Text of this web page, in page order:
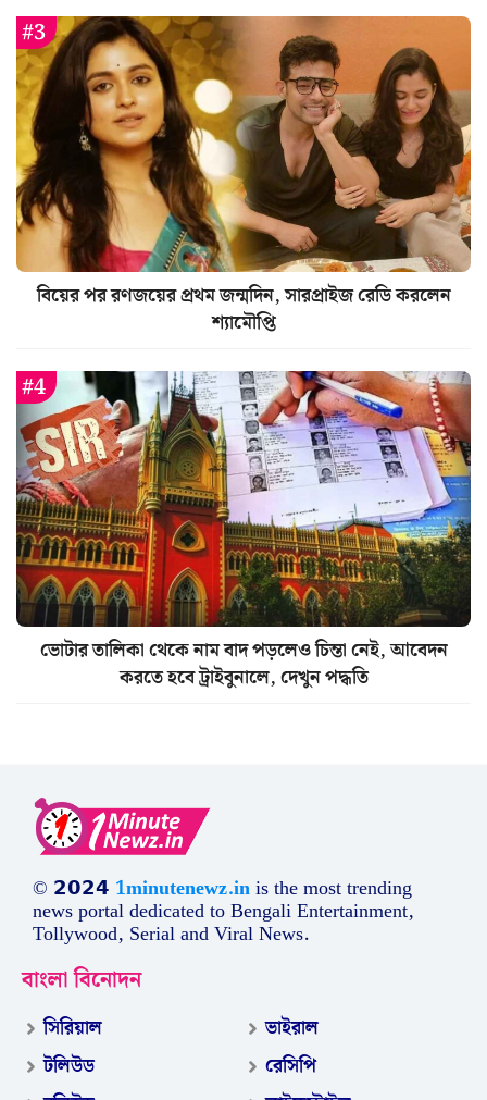
বিয়ের পর রণজয়ের প্রথম জন্মদিন, সারপ্রাইজ রেডি করলেন
শ্যামৌপ্তি
ভোটার তালিকা থেকে নাম বাদ পড়লেও চিন্তা নেই, আবেদন
করতে হবে ট্রাইবুনালে, দেখুন পদ্ধতি
© 𝟮𝟬𝟮𝟰 1minutenewz.inis the most trending
news portal dedicated to Bengali Entertainment,
Tollywood, Serial and Viral News.
বাংলা বিনোদন
সিরিয়াল
টলিউড
ভাইরাল
রেসিপি